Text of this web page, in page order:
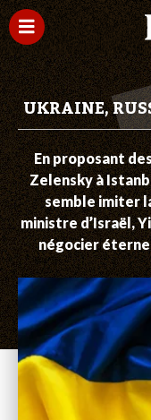
UKRAINE,
En proposant
Zelensky à
semble imiter
ministre d’Israël,
négocier